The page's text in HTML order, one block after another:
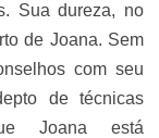
Sua dureza, no
de Joana. Sem
com seu
de técnicas
Joana está